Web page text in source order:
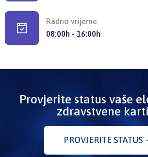
Radno vrijeme
08:00h - 16:00h
Provjerite status vaše
zdravstvene
PROVJERITE STATUS